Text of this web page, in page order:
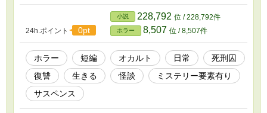
24h.ポイント 0pt
小説 228,792 位 / 228,792件
ホラー 8,507 位 / 8,507件
ホラー 短編 オカルト 日常
死刑囚
復讐
生きる 怪談
ミステリー要素有り
サスペンス